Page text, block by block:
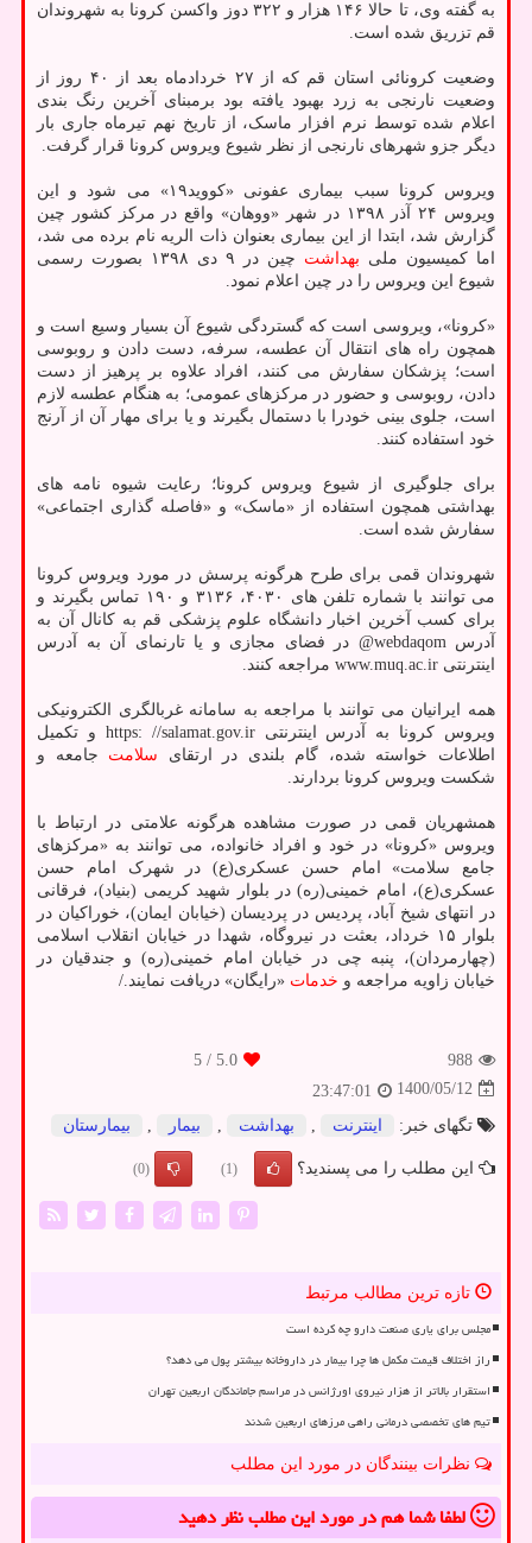
به گفته وی، تا حالا ۱۴۶ هزار و ۳۲۲ دوز واکسن کرونا به شهروندان
قم تزریق شده است.
وضعیت کرونائی استان قم که از ۲۷ خردادماه بعد از ۴۰ روز از
وضعیت نارنجی به زرد بهبود یافته بود برمبنای آخرین رنگ بندی
اعلام شده توسط نرم افزار ماسک، از تاریخ نهم تیرماه جاری بار
دیگر جزو شهرهای نارنجی از نظر شیوع ویروس کرونا قرار گرفت.
ویروس کرونا سبب بیماری عفونی «کووید۱۹» می شود و این
ویروس ۲۴ آذر ۱۳۹۸ در شهر «ووهان» واقع در مرکز کشور چین
گزارش شد، ابتدا از این بیماری بعنوان ذات الریه نام برده می شد،
اما کمیسیون ملی بهداشت
چین در ۹ دی ۱۳۹۸ بصورت رسمی
شیوع این ویروس را در چین اعلام نمود.
«کرونا»، ویروسی است که گستردگی شیوع آن بسیار وسیع است و
همچون راه های انتقال آن عطسه، سرفه، دست دادن و روبوسی
است؛ پزشکان سفارش می کنند، افراد علاوه بر پرهیز از دست
دادن، روبوسی و حضور در مرکزهای عمومی؛ به هنگام عطسه لازم
است، جلوی بینی خودرا با دستمال بگیرند و یا برای مهار آن از آرنج
خود استفاده کنند.
برای جلوگیری از شیوع ویروس کرونا؛ رعایت شیوه نامه های
بهداشتی همچون استفاده از «ماسک» و «فاصله گذاری اجتماعی»
سفارش شده است.
شهروندان قمی برای طرح هرگونه پرسش در مورد ویروس کرونا
می توانند با شماره تلفن های ۴۰۳۰، ۳۱۳۶ و ۱۹۰ تماس بگیرند و
برای کسب آخرین اخبار دانشگاه علوم پزشکی قم به کانال آن به
آدرس webdaqom@ در فضای مجازی و یا تارنمای آن به آدرس
اینترنتی www.muq.ac.ir مراجعه کنند.
همه ایرانیان می توانند با مراجعه به سامانه غربالگری الکترونیکی
ویروس کرونا به آدرس اینترنتی https: //salamat.gov.ir و تکمیل
اطلاعات خواسته شده، گام بلندی در ارتقای سلامت جامعه و
شکست ویروس کرونا بردارند.
همشهریان قمی در صورت مشاهده هرگونه علامتی در ارتباط با
ویروس «کرونا» در خود و افراد خانواده، می توانند به «مرکزهای
جامع سلامت» امام حسن عسکری(ع) در شهرک امام حسن
عسکری(ع)، امام خمینی(ره) در بلوار شهید کریمی (بنیاد)، فرقانی
در انتهای شیخ آباد، پردیس در پردیسان (خیابان ایمان)، خوراکیان در
بلوار ۱۵ خرداد، بعثت در نیروگاه، شهدا در خیابان انقلاب اسلامی
(چهارمردان)، پنبه چی در خیابان امام خمینی(ره) و جندقیان در
خیابان زاویه مراجعه و خدمات «رایگان» دریافت نمایند./
988
5.0
/ 5
1400/05/12
23:47:01
تگهای خبر:
اینترنت بهداشت بیمار بیمارستان
این مطلب را می پسندید؟ (1)
(0)
تازه ترین مطالب مرتبط
مجلس برای یاری صنعت دارو چه کرده است
راز اختلاف قیمت مکمل ها چرا بیمار در داروخانه بیشتر پول می دهد؟
استقرار بالاتر از هزار نیروی اورژانس در مراسم جاماندگان اربعین تهران
تیم های تخصصی درمانی راهی مرزهای اربعین شدند
نظرات بینندگان در مورد این مطلب
لطفا شما همدر مورد این مطلبنظر دهید